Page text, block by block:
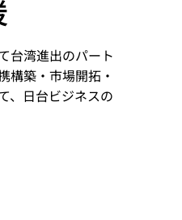
台湾進出のパート
構築・市場開拓・
、日台ビジネスの